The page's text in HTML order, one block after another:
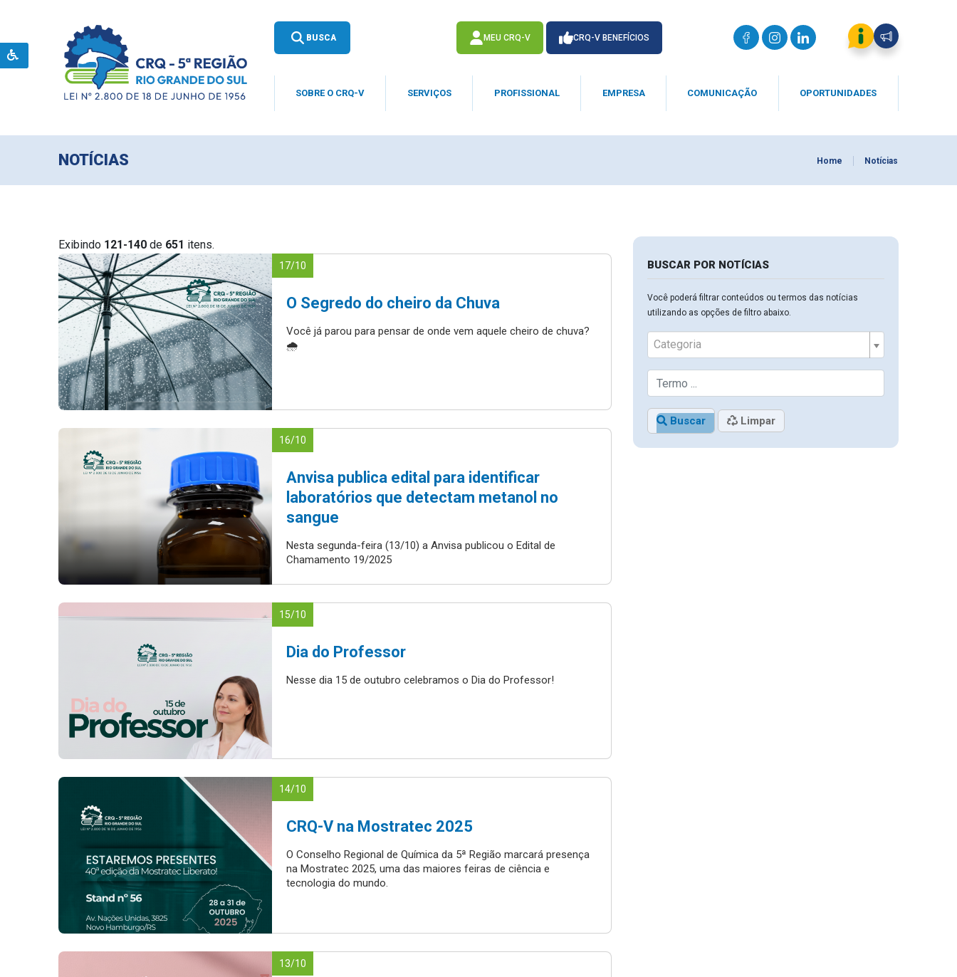
BUSCA MEU CRQ-V CRQ-V BENEFÍCIOS
SOBRE O CRQ-V SERVIÇOS PROFISSIONAL EMPRESA COMUNICAÇÃO OPORTUNIDADES
NOTÍCIAS Home Notícias
Exibindo 121-140 de 651 itens.
17/10
O Segredo do cheiro da Chuva
Você já parou para pensar de onde vem aquele cheiro de chuva?
🌧️
16/10
Anvisa publica edital para identificar
laboratórios que detectam metanol no
sangue
Nesta segunda-feira (13/10) a Anvisa publicou o Edital de
Chamamento 19/2025
15/10
Dia do Professor
Nesse dia 15 de outubro celebramos o Dia do Professor!
14/10
CRQ-V na Mostratec 2025
O Conselho Regional de Química da 5ª Região marcará presença
na Mostratec 2025, uma das maiores feiras de ciência e
tecnologia do mundo.
13/10
BUSCAR POR NOTÍCIAS
Você poderá filtrar conteúdos ou termos das notícias
utilizando as opções de filtro abaixo.
Categoria
Buscar Limpar